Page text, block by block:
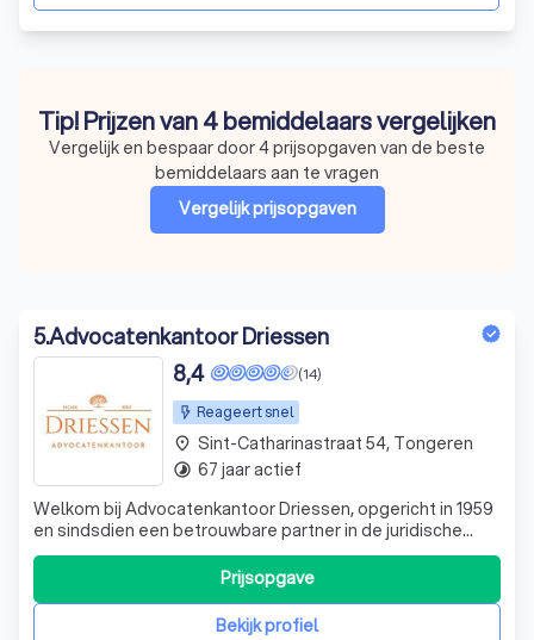
Tip! Prijzen van 4 bemiddelaars vergelijken
Vergelijk en bespaar door 4 prijsopgaven van de beste
bemiddelaars aan te vragen
Vergelijk prijsopgaven
5.Advocatenkantoor Driessen
Reageert snel
(14)
8,4
Welkom bij Advocatenkantoor Driessen, opgericht in 1959
en sindsdien een betrouwbare partner in de juridische
wereld. Ons team van ervaren advocaten, waaronder Mr.
Michèle Driessen en Mr. Jo Driessen, biedt een
nauwkeurige, persoonlijke en op maat gemaakte service
aan onze cliënten, gebaseerd op wed
Bekijk profiel
Prijsopgave
place Sint-Catharinastraat 54, Tongeren
timelapse 67 jaar actief